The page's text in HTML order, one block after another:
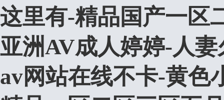
这里有-精品国产一区
亚洲AV成人婷婷-人
av网站在线不卡-黄色